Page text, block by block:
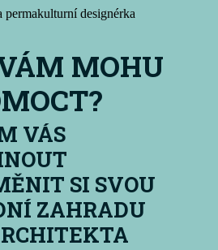
permakulturní designérka
MOHU
VÁS
SI SVOU
ZAHRADU